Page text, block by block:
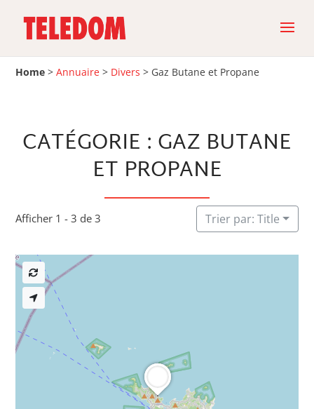
Home >Annuaire > Divers > Gaz Butane et Propane
CATÉGORIE : GAZ BUTANE
ET PROPANE
Afficher 1 - 3 de 3 Trier par: Title